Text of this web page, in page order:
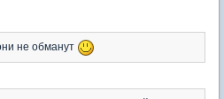
не обманут